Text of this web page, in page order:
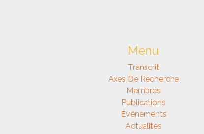
Menu
Transcrit
Axes De Recherche
Membres
Publications
Événements
Actualités